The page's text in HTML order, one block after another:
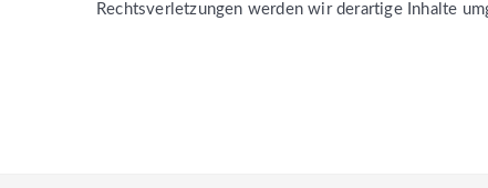
Rechtsverletzungen werden wir derartige Inhalte